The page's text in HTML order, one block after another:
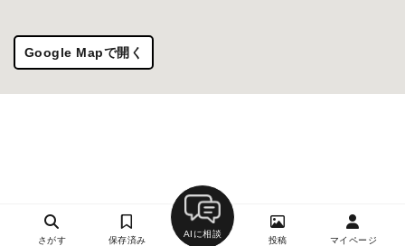
Google Mapで開く
さがす 保存済み
AIに相談
投稿 マイページ